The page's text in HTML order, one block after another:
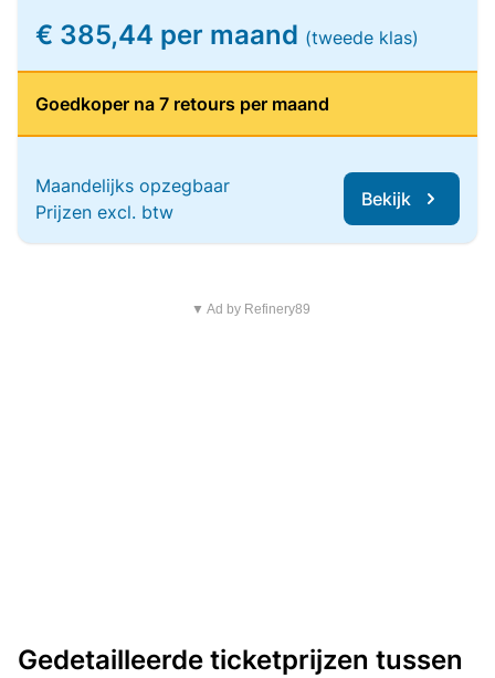
€ 385,44 per maand (tweede klas)
Goedkoper na 7 retours per maand
Maandelijks opzegbaar
Prijzen excl. btw
Bekijk
▼ Ad by Refinery89
Gedetailleerde ticketprijzen tussen